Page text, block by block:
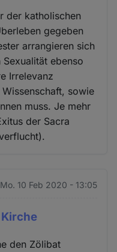
der katholischen
gegeben
arrangieren sich
ebenso
Irrelevanz
sowie
muss. Je mehr
der Sacra
Mo. 10 Feb 2020 - 13:05
den Zölibat